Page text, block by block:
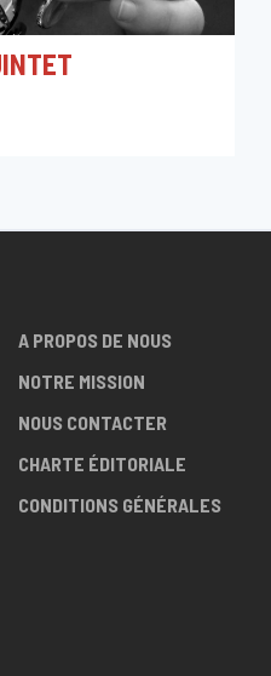
A PROPOS DE NOUS
NOTRE MISSION
NOUS CONTACTER
CHARTE ÉDITORIALE
CONDITIONS GÉNÉRALES